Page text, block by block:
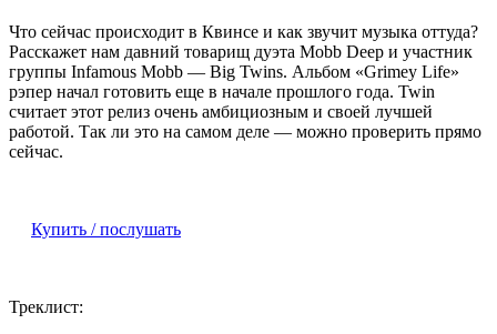
Что сейчас происходит в Квинсе и как звучит музыка оттуда?
Расскажет нам давний товарищ дуэта Mobb Deep и участник
группы Infamous Mobb — Big Twins. Альбом «Grimey Life»
рэпер начал готовить еще в начале прошлого года. Twin
считает этот релиз очень амбициозным и своей лучшей
работой. Так ли это на самом деле — можно проверить прямо
сейчас.
Купить / послушать
Треклист: